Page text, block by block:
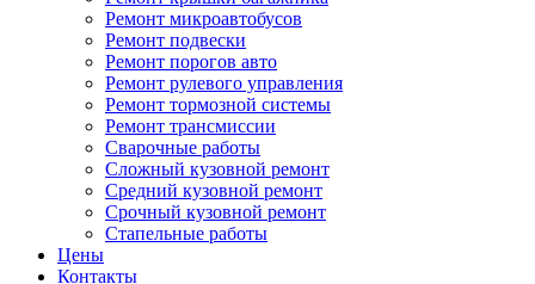
Ремонт микроавтобусов
Ремонт подвески
Ремонт порогов авто
Ремонт рулевого управления
Ремонт тормозной системы
Ремонт трансмиссии
Сварочные работы
Сложный кузовной ремонт
Средний кузовной ремонт
Срочный кузовной ремонт
Стапельные работы
Цены
Контакты